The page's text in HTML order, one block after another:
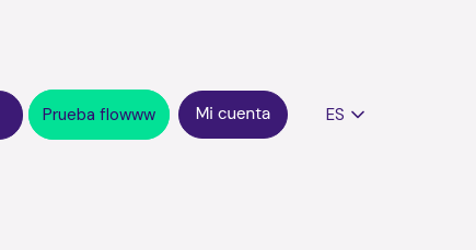
Prueba flowww ES